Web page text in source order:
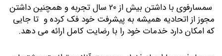
سمسارفوی با داشتن بیش از 20 سال تجربه و همچنین داشتن
مجوز از اتحادیه همیشه به پیشرفت خود فک کرده و تا جایی
که امکان دارد خدمات خود را با رضایت کامل ارائه می دهد.